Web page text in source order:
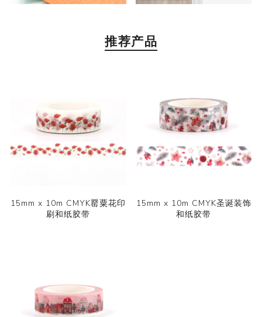
推荐产品
15mm x 10m CMYK罂粟花印
刷和纸胶带
15mm x 10m CMYK圣诞装饰
和纸胶带